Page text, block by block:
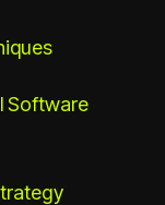
Software